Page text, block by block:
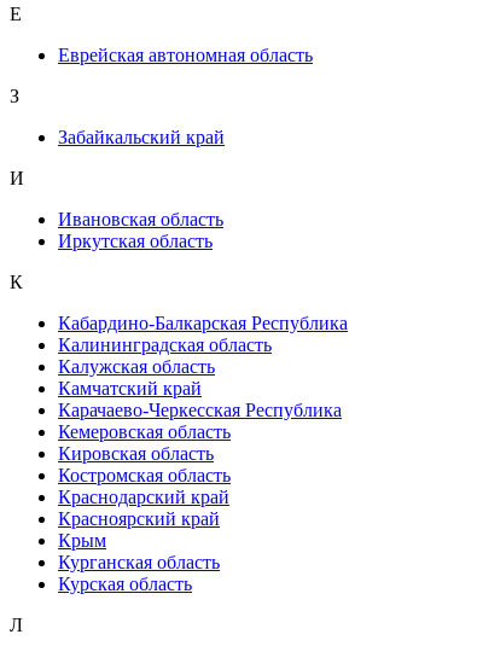
Е
Еврейская автономная область
З
Забайкальский край
И
Ивановская область
Иркутская область
К
Кабардино-Балкарская Республика
Калининградская область
Калужская область
Камчатский край
Карачаево-Черкесская Республика
Кемеровская область
Кировская область
Костромская область
Краснодарский край
Красноярский край
Крым
Курганская область
Курская область
Л